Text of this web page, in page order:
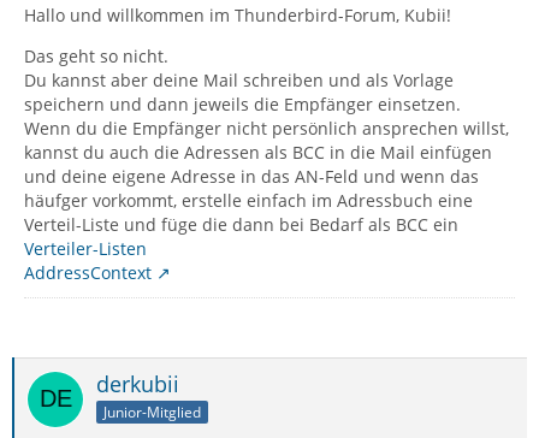
Hallo und willkommen im Thunderbird-Forum, Kubii!
Das geht so nicht.
Du kannst aber deine Mail schreiben und als Vorlage
speichern und dann jeweils die Empfänger einsetzen.
Wenn du die Empfänger nicht persönlich ansprechen willst,
kannst du auch die Adressen als BCC in die Mail einfügen
und deine eigene Adresse in das AN-Feld und wenn das
häufger vorkommt, erstelle einfach im Adressbuch eine
Verteil-Liste und füge die dann bei Bedarf als BCC ein
Verteiler-Listen
AddressContext
derkubii
Junior-Mitglied